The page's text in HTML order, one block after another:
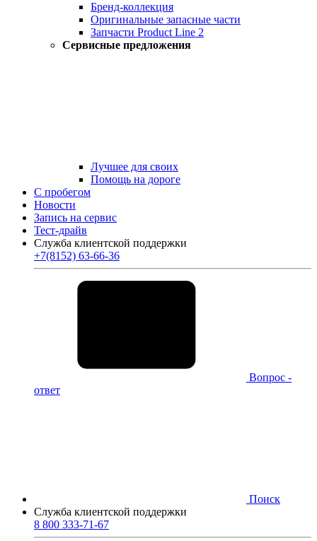
Бренд-коллекция
Оригинальные запасные части
Запчасти Product Line 2
Сервисные предложения
Лучшее для своих
Помощь на дороге
С пробегом
Новости
Запись на сервис
Тест-драйв
Служба клиентской поддержки
+7(8152) 63-66-36
Вопрос -
ответ
Поиск
Служба клиентской поддержки
8 800 333-71-67